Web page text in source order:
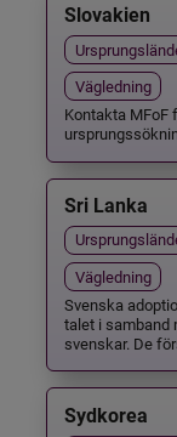
Slovakien
Vägledning
Kontakta MFoF
Sri Lanka
Vägledning
Svenska
talet i samband
svenskar. De
Sydkorea